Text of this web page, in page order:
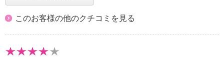
このお客様の他のクチコミを見る